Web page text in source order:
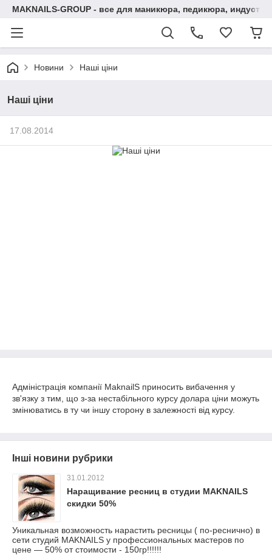
MAKNAILS-GROUP - все для маникюра, педикюра,
Новини Наші ціни
Наші ціни
17.08.2014
Адміністрація компанії MaknailS приносить вибачення у
зв'язку з тим, що з-за нестабільного курсу долара ціни можуть
змінюватись в ту чи іншу сторону в залежності від курсу.
Інші новини рубрики
31.01.2012
Наращивание ресниц в студии MAKNAILS
скидки 50%
Уникальная возможность нарастить ресницы ( по-реснично) в
сети студий MAKNAILS у профессиональных мастеров по
цене — 50% от стоимости - 150гр!!!!!!